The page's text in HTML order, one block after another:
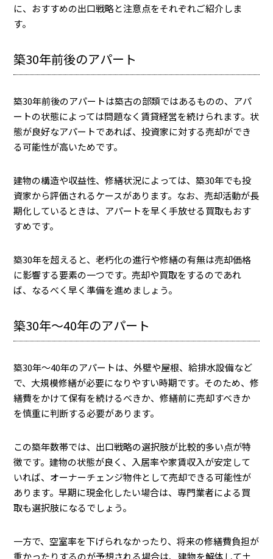
に、おすすめの出口戦略と注意点をそれぞれご紹介しま
す。
築30年前後のアパート
築30年前後のアパートは築古の部類ではあるものの、アパ
ートの状態によっては問題なく賃貸経営を続けられます。状
態が良好なアパートであれば、投資家に対する売却ができ
る可能性が高いためです。
建物の構造や収益性、修繕状況によっては、築30年でも投
資家から評価されるケースがあります。なお、売却活動が長
期化しているときは、アパートを早く手放せる買取もおす
すめです。
築30年を超えると、老朽化の進行や修繕の有無は売却価格
に影響する要素の一つです。売却や買取をするのであれ
ば、なるべく早く準備を進めましょう。
築30年～40年のアパート
築30年〜40年のアパートは、外壁や屋根、給排水設備など
で、大規模修繕が必要になりやすい時期です。そのため、修
繕費をかけて保有を続けるべきか、修繕前に売却すべきか
を慎重に判断する必要があります。
この築年数帯では、出口戦略の選択肢が比較的多い点が特
徴です。建物の状態が良く、入居率や家賃収入が安定して
いれば、オーナーチェンジ物件として売却できる可能性が
あります。早期に現金化したい場合は、専門業者による買
取も選択肢になるでしょう。
一方で、空室率を下げられなかったり、将来の修繕費負担が
重かったりするのが予想される場合は、建物を解体して土